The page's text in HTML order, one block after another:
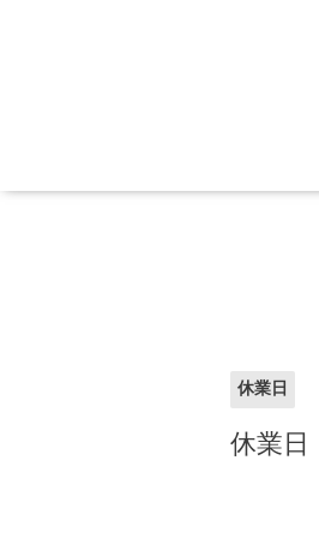
休業日
休業日